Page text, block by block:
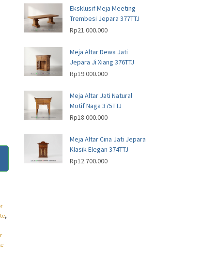
Eksklusif Meja Meeting
Trembesi Jepara 377TTJ
Rp21.000.000
Meja Altar Dewa Jati
Jepara Ji Xiang 376TTJ
Rp19.000.000
Meja Altar Jati Natural
Motif Naga 375TTJ
Rp18.000.000
Meja Altar Cina Jati Jepara
Klasik Elegan 374TTJ
Rp12.700.000
,